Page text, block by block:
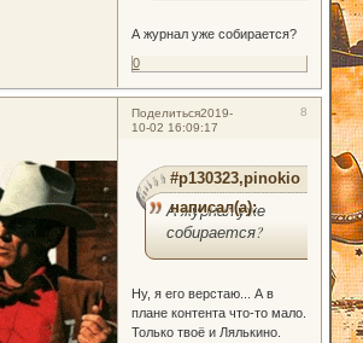
А журнал уже собирается?
0
Поделиться 8
2019-
10-02 16:09:17
#p130323,pinokio
написал(а):
А журнал уже
собирается?
Ну, я его верстаю... А в
плане контента что-то мало.
Только твоё и Лялькино.